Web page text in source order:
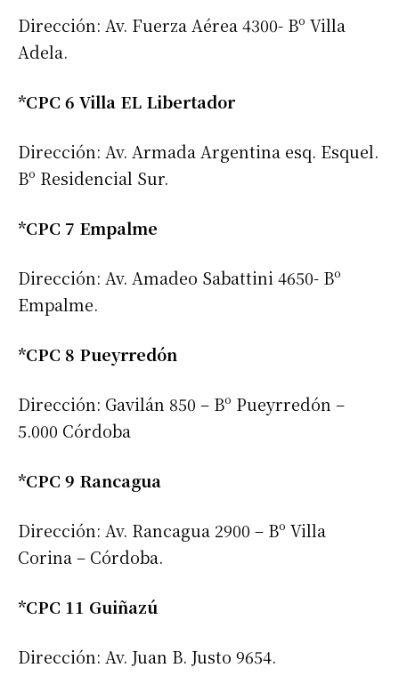
Dirección: Av. Fuerza Aérea 4300- Bº Villa
Adela.
*CPC 6 Villa EL Libertador
Dirección: Av. Armada Argentina esq. Esquel.
Bº Residencial Sur.
*CPC 7 Empalme
Dirección: Av. Amadeo Sabattini 4650- Bº
Empalme.
*CPC 8 Pueyrredón
Dirección: Gavilán 850 – Bº Pueyrredón –
5.000 Córdoba
*CPC 9 Rancagua
Dirección: Av. Rancagua 2900 – Bº Villa
Corina – Córdoba.
*CPC 11 Guiñazú
Dirección: Av. Juan B. Justo 9654.